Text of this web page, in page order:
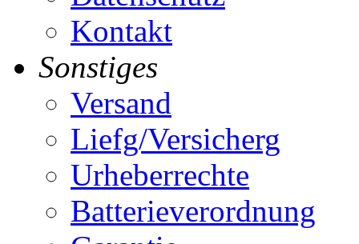
Kontakt
Sonstiges
Versand
Liefg/Versicherg
Urheberrechte
Batterieverordnung